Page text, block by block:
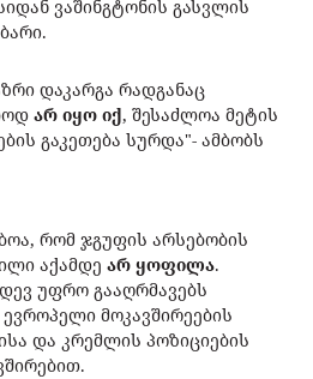
ვაშინგტონის გასვლის
დაკარგა რადგანაც
არ იყო იქ, შესაძლოა მეტის
გაკეთება სურდა"- ამბობს
რომ ჯგუფის არსებობის
აქამდე არ ყოფილა.
უფრო გააღრმავებს
მოკავშირეების
და კრემლის პოზიციების